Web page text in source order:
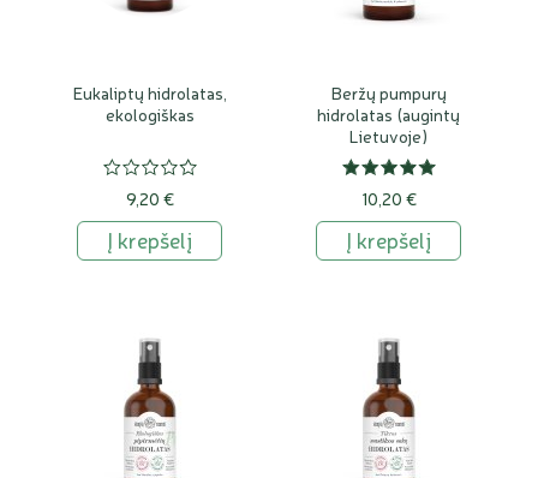
Eukaliptų hidrolatas,
ekologiškas
9,20 €
Į krepšelį
Beržų pumpurų
hidrolatas (augintų
Lietuvoje)
10,20 €
Į krepšelį